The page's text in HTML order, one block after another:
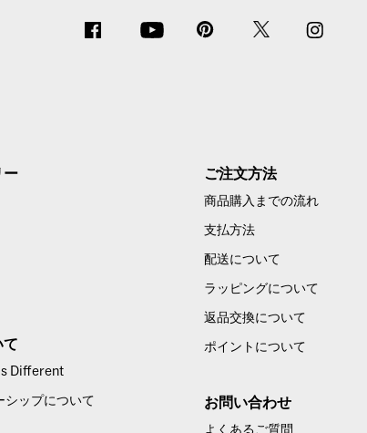
ー
て
Different
シップについて
ご注文方法
商品購入までの流れ
支払方法
配送について
ラッピングについて
返品交換について
ポイントについて
お問い合わせ
よくあるご質問